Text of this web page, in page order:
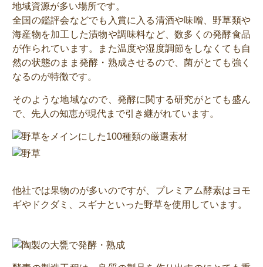
地域資源が多い場所です。
全国の鑑評会などでも入賞に入る清酒や味噌、野草類や
海産物を加工した漬物や調味料など、数多くの発酵食品
が作られています。また温度や湿度調節をしなくても自
然の状態のまま発酵・熟成させるので、菌がとても強く
なるのが特徴です。
そのような地域なので、発酵に関する研究がとても盛ん
で、先人の知恵が現代まで引き継がれています。
他社では果物のが多いのですが、プレミアム酵素はヨモ
ギやドクダミ、スギナといった野草を使用しています。